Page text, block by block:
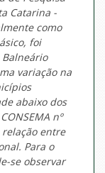
Catarina -
como
foi
variação na
abaixo dos
nº
relação entre
Para o
se observar